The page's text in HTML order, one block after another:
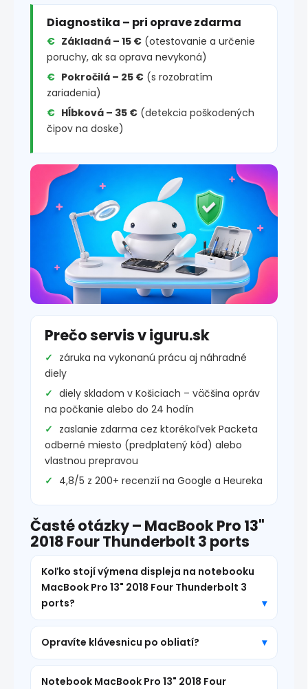
Diagnostika – pri oprave zdarma
Základná – 15 € (otestovanie a určenie
poruchy, ak sa oprava nevykoná)
Pokročilá – 25 € (s rozobratím
zariadenia)
Hĺbková – 35 € (detekcia poškodených
čipov na doske)
Prečo servis v iguru.sk
záruka na vykonanú prácu aj náhradné
diely
diely skladom v Košiciach – väčšina opráv
na počkanie alebo do 24 hodín
zaslanie zdarma cez ktorékoľvek Packeta
odberné miesto (predplatený kód) alebo
vlastnou prepravou
4,8/5 z 200+ recenzií na Google a Heureka
Časté otázky – MacBook Pro 13"
2018 Four Thunderbolt 3 ports
Koľko stojí výmena displeja na notebooku
MacBook Pro 13" 2018 Four Thunderbolt 3
ports?
Opravíte klávesnicu po obliatí?
Notebook MacBook Pro 13" 2018 Four